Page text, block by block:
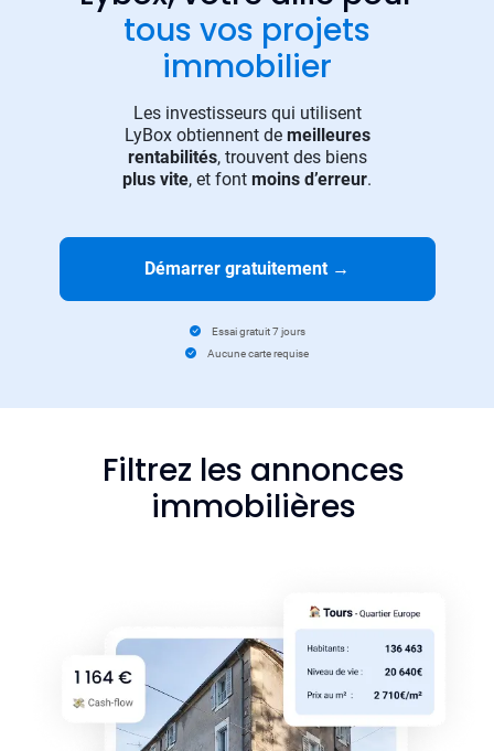
tous vos projets
immobilier
Les investisseurs qui utilisent
LyBox obtiennent de meilleures
rentabilités, trouvent des biens
plus vite, et font moins d’erreur.
Démarrer gratuitement →
Essai gratuit 7 jours
Aucune carte requise
Filtrez les annonces
immobilières